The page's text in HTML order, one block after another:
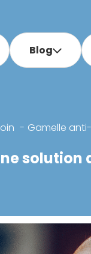
Blog
Gamelle
solution